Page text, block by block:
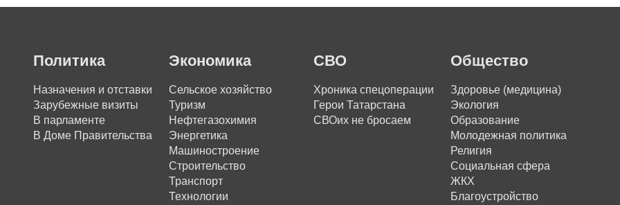
Политика
Назначения и отставки
Зарубежные визиты
В парламенте
В Доме Правительства
Экономика
Сельское хозяйство
Туризм
Нефтегазохимия
Энергетика
Машиностроение
Строительство
Транспорт
Технологии
СВО
Хроника спецоперации
Герои Татарстана
СВОих не бросаем
Общество
Здоровье (медицина)
Экология
Образование
Молодежная политика
Религия
Социальная сфера
ЖКХ
Благоустройство